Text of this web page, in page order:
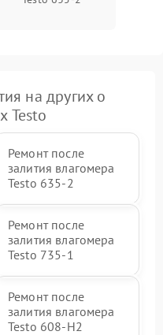
на других о
Testo
Ремонт после
залития влагомера
Testo 635-2
Ремонт после
залития влагомера
Testo 735-1
Ремонт после
залития влагомера
Testo 608-H2